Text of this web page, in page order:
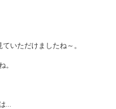
いただけましたね～。
。
…